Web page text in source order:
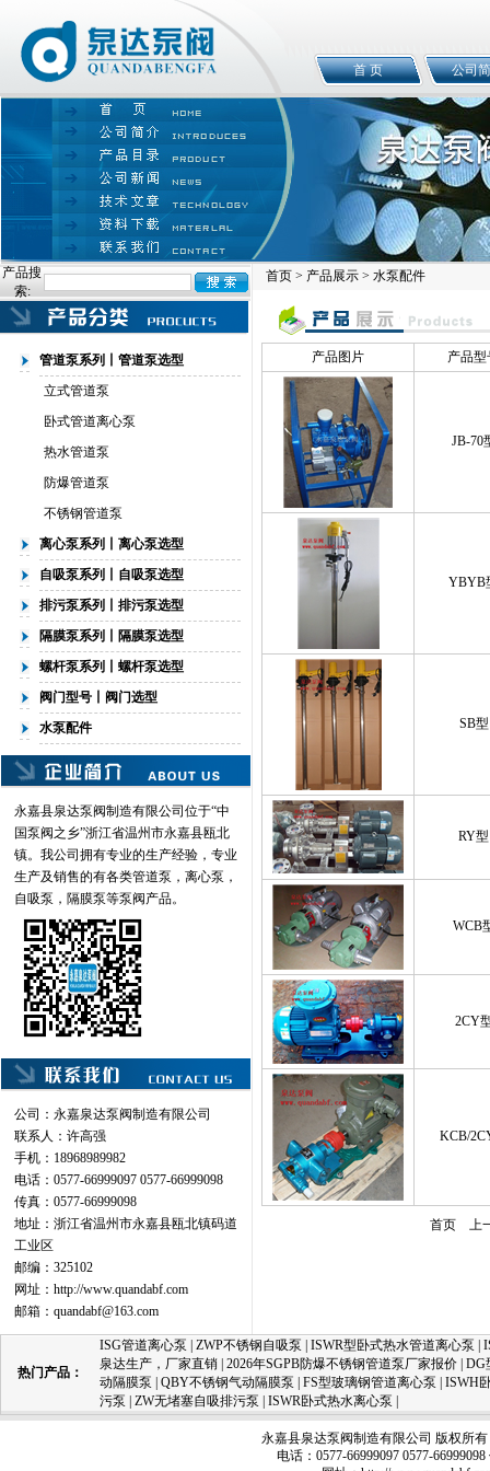
首 页 公司
产品搜
索:
管道泵系列丨管道泵选型
立式管道泵
卧式管道离心泵
热水管道泵
防爆管道泵
不锈钢管道泵
离心泵系列丨离心泵选型
自吸泵系列丨自吸泵选型
排污泵系列丨排污泵选型
隔膜泵系列丨隔膜泵选型
螺杆泵系列丨螺杆泵选型
阀门型号丨阀门选型
水泵配件
永嘉县泉达泵阀制造有限公司位于“中
国泵阀之乡”浙江省温州市永嘉县瓯北
镇。我公司拥有专业的生产经验，专业
生产及销售的有各类管道泵 ，离心泵，
自吸泵，隔膜泵等泵阀产品。
公司：永嘉泉达泵阀制造有限公司
联系人：许高强
手机：18968989982
电话：0577-66999097 0577-66999098
传真：0577-66999098
地址：浙江省温州市永嘉县瓯北镇码道
工业区
邮编：325102
网址： http://www.quandabf.com
邮箱： quandabf@163.com
首页 > 产品展示 > 水泵配件
产品图片 产品型
JB-70
YBYB
SB型
RY型
WCB
2CY
KCB/
首页 上
热门产品：
ISG管道离心泵 ZWP不锈钢自吸泵 ISWR型卧式热水管道离心泵
泉达生产，厂家直销 2026年SGPB防爆不锈钢管道泵厂家报价 DG
动隔膜泵
QBY不锈钢气动隔膜泵 FS型玻璃钢管道离心泵
ISWH
污泵
ZW无堵塞自吸排污泵 ISWR卧式热水离心泵
永嘉县泉达泵阀制造有限公司 版权所
电话：0577-66999097 0577-